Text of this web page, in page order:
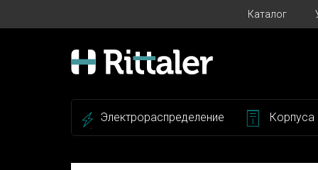
Каталог
Электрораспределение Корпуса